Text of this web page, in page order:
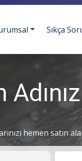
Sıkça
hemen